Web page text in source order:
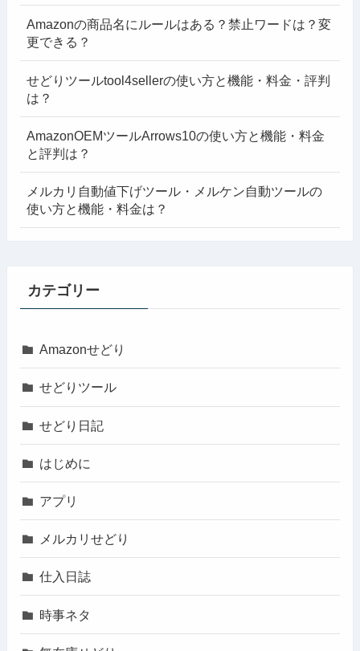
Amazonの商品名にルールはある？禁止ワードは？変
更できる？
せどりツールtool4sellerの使い方と機能・料金・評判
は？
AmazonOEMツールArrows10の使い方と機能・料金
と評判は？
メルカリ自動値下げツール・メルケン自動ツールの
使い方と機能・料金は？
カテゴリー
Amazonせどり
せどりツール
せどり日記
はじめに
アプリ
メルカリせどり
仕入日誌
時事ネタ